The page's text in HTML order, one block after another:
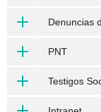
Denuncias
PNT
Testigos